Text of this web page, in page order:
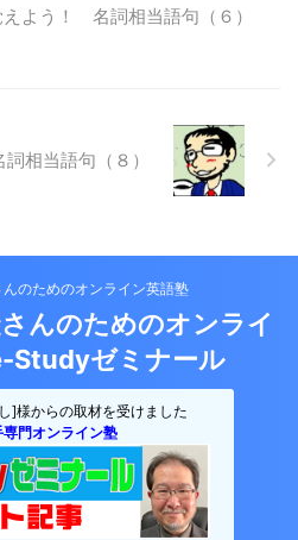
よう！ 名詞相当語句（６）
相当語句（８）
のためのオンライン英語塾
んのためのオンライ
Studyゼミナール
]様からの取材を受けました
門オンライン塾